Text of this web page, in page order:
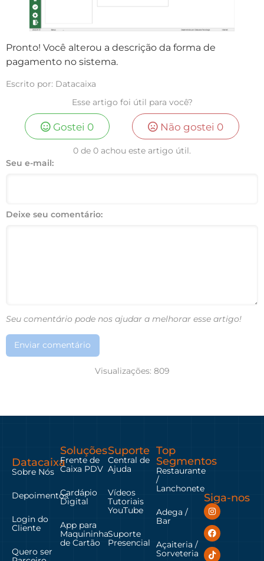
Pronto! Você alterou a descrição da forma de
pagamento no sistema.
Escrito por: Datacaixa
Esse artigo foi útil para você?
Gostei 0 Não gostei 0
0 de 0 achou este artigo útil.
Seu e-mail:
Deixe seu comentário:
Seu comentário pode nos ajudar a melhorar esse artigo!
Enviar comentário
Visualizações: 809
Datacaixa
Sobre Nós
Depoimentos
Login do
Cliente
Quero ser
Soluções
Frente de
Caixa PDV
Cardápio
Digital
App para
Maquininha
de Cartão
Suporte
Central de
Ajuda
Vídeos
Tutoriais
YouTube
Suporte
Presencial
Top
Segmentos
Restaurante
/
Lanchonete
Adega /
Bar
Açaiteria /
Sorveteria
Siga-nos